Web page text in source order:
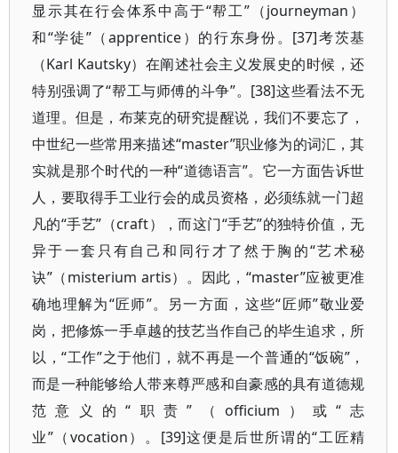
显示其在行会体系中高于“帮工”（journeyman）
和“学徒”（apprentice）的行东身份。[37]考茨基
（Karl Kautsky）在阐述社会主义发展史的时候，还
特别强调了“帮工与师傅的斗争”。[38]这些看法不无
道理。但是，布莱克的研究提醒说，我们不要忘了，
中世纪一些常用来描述“master”职业修为的词汇，其
实就是那个时代的一种“道德语言”。它一方面告诉世
人，要取得手工业行会的成员资格，必须练就一门超
凡的“手艺”（craft），而这门“手艺”的独特价值，无
异于一套只有自己和同行才了然于胸的“艺术秘
诀”（misterium artis）。因此，“master”应被更准
确地理解为“匠师”。另一方面，这些“匠师”敬业爱
岗，把修炼一手卓越的技艺当作自己的毕生追求，所
以，“工作”之于他们，就不再是一个普通的“饭碗”，
而是一种能够给人带来尊严感和自豪感的具有道德规
范意义的“职责”（officium）或“志
业”（vocation）。[39]这便是后世所谓的“工匠精